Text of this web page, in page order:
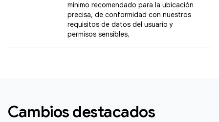
mínimo recomendado para la ubicación
precisa, de conformidad con nuestros
requisitos de datos del usuario y
permisos sensibles.
Cambios destacados